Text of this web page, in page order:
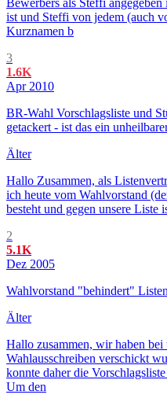
Bewerbers als Steffi
ist und Steffi von jedem (auch
Kurznamen b
3
1.6K
Apr 2010
BR-Wahl Vorschlagsliste und
getackert - ist das ein
Älter
Hallo Zusammen, als
ich heute vom Wahlvorstand
besteht und gegen unsere
2
5.1K
Dez 2005
Wahlvorstand "behindert"
Älter
Hallo zusammen, wir haben bei
Wahlausschreiben verschickt
konnte daher die
Um den